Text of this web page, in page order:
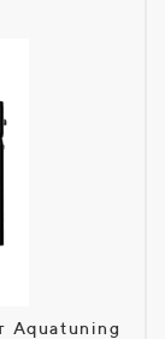
Aquatuning